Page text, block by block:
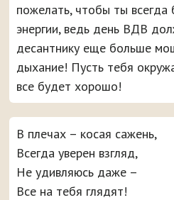
пожелать, чтобы ты всегда
энергии, ведь день ВДВ
десантнику еще больше
дыхание! Пусть тебя
все будет хорошо!
В плечах – косая сажень,
Всегда уверен взгляд,
Не удивляюсь даже –
Все на тебя глядят!